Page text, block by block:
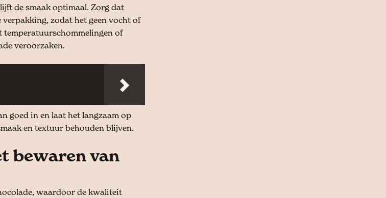
de smaak optimaal. Zorg dat
zodat het geen vocht of
temperatuurschommelingen of
veroorzaken.
goed in en laat het langzaam op
en textuur behouden blijven.
bewaren van
waardoor de kwaliteit